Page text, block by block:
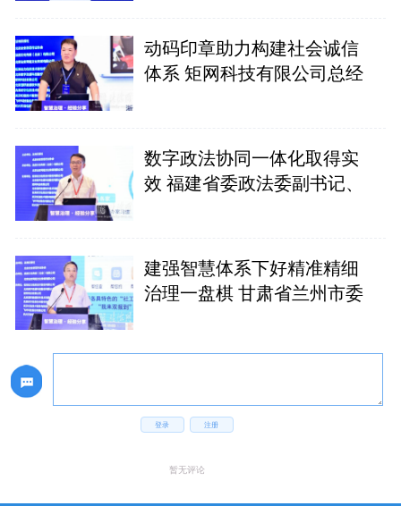
动码印章助力构建社会诚信
体系 矩网科技有限公司总经
数字政法协同一体化取得实
效 福建省委政法委副书记、
建强智慧体系下好精准精细
治理一盘棋 甘肃省兰州市委
登录 注册
暂无评论